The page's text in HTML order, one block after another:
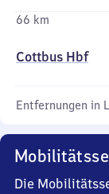
66 km
Cottbus Hbf
Entfernungen in
Die